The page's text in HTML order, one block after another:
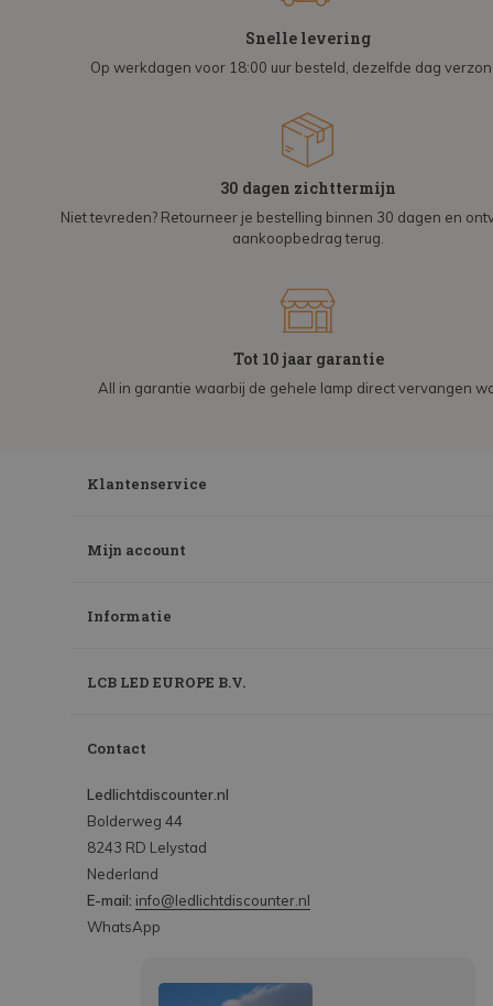
Snelle levering
Op werkdagen voor 18:00 uur besteld, dezelfde dag
30 dagen zichttermijn
Niet tevreden? Retourneer je bestelling binnen 30 dagen en
aankoopbedrag terug.
Tot 10 jaar garantie
All in garantie waarbij de gehele lamp direct vervangen
Klantenservice
Mijn account
Informatie
LCB LED EUROPE B.V.
Contact
Ledlichtdiscounter.nl
Bolderweg 44
8243 RD Lelystad
Nederland
E-mail: info@ledlichtdiscounter.nl
WhatsApp